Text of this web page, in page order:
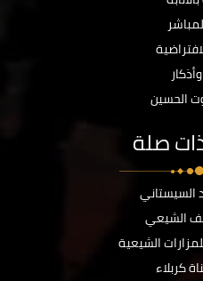
الحسين
صلة
السيستاني
الشيعي
الشيعية
كربلاء